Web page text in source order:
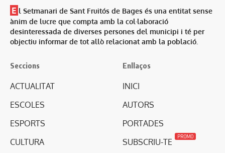
E l Setmanari de Sant Fruitós de Bages és una entitat sense
ànim de lucre que compta amb la col·laboració
desinteressada de diverses persones del municipi i té per
objectiu informar de tot allò relacionat amb la població.
Seccions
ACTUALITAT
ESCOLES
ESPORTS
CULTURA
Enllaços
INICI
AUTORS
PORTADES
SUBSCRIU-TE
PROMO